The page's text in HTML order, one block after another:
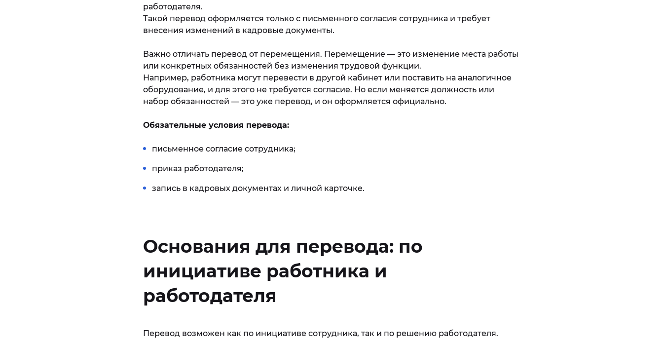
работодателя.
Такой перевод оформляется только с письменного согласия сотрудника и требует
внесения изменений в кадровые документы.
Важно отличать перевод от перемещения. Перемещение — это изменение места работы
или конкретных обязанностей без изменения трудовой функции.
Например, работника могут перевести в другой кабинет или поставить на аналогичное
оборудование, и для этого не требуется согласие. Но если меняется должность или
набор обязанностей — это уже перевод, и он оформляется официально.
Обязательные условия перевода:
письменное согласие сотрудника;
приказ работодателя;
запись в кадровых документах и личной карточке.
Основания для перевода: по
инициативе работника и
работодателя
Перевод возможен как по инициативе сотрудника, так и по решению работодателя.